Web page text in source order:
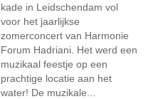
kade in Leidschendam vol
voor het jaarlijkse
zomerconcert van Harmonie
Forum Hadriani. Het werd een
muzikaal feestje op een
prachtige locatie aan het
water! De muzikale...